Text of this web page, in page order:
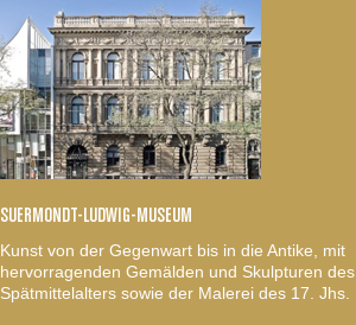
SUERMONDT-LUDWIG-MUSEUM
Kunst von der Gegenwart bis in die Antike, mit
hervorragenden Gemälden und Skulpturen des
Spätmittelalters sowie der Malerei des 17. Jhs.